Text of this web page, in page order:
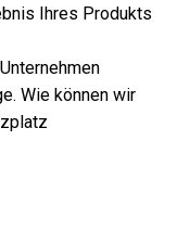
Ihres Produkts
Wie können wir